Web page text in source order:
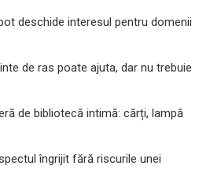
deschide interesul pentru domenii
de ras poate ajuta, dar nu trebuie
de bibliotecă intimă: cărți, lampă
îngrijit fără riscurile unei